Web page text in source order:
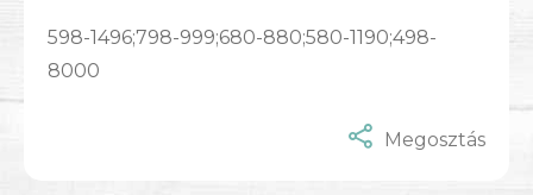
598-1496;798-999;680-880;580-1190;498-
8000
Megosztás